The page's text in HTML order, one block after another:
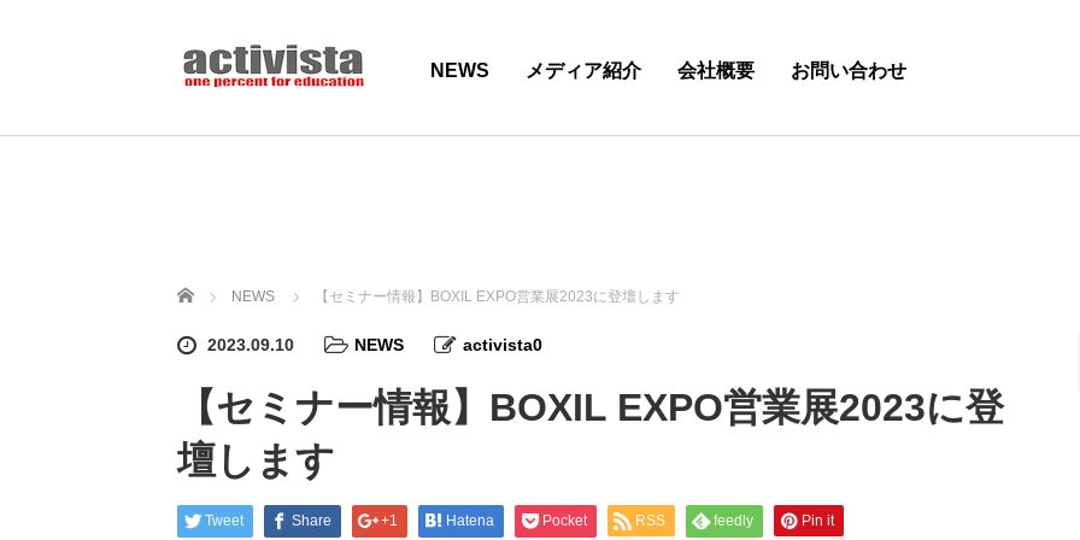
NEWS メディア紹介 会社概要 お問い合わせ
ホーム NEWS 【セミナー情報】BOXIL EXPO営業展2023に登壇します
2023.09.10 NEWS activista0
【セミナー情報】BOXIL EXPO営業展2023に登
壇します
Tweet Share +1 Hatena Pocket RSS feedly Pin it